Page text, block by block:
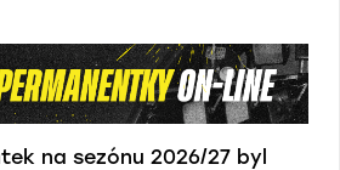
na sezónu 2026/27 byl